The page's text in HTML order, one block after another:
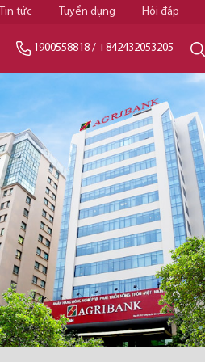
Tin tức Tuyển dụng Hỏi đáp
1900558818 / +842432053205